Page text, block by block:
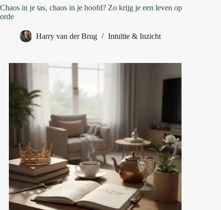
Chaos in je tas, chaos in je hoofd? Zo krijg je een leven op
orde
Harry van der Brug Intuïtie & Inzicht